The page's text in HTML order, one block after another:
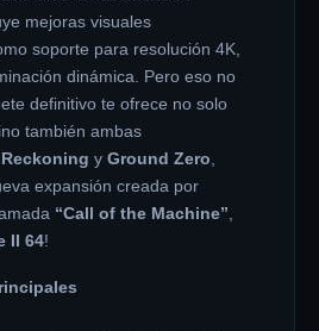
mejoras visuales
soporte para resolución 4K,
dinámica. Pero eso no
definitivo te ofrece no solo
también ambas
y Ground Zero,
expansión creada por
“Call of the Machine”,
II 64!